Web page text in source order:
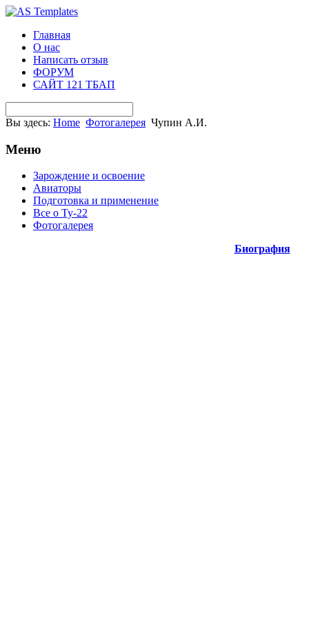
Главная
О нас
Написать отзыв
ФОРУМ
САЙТ 121 ТБАП
Вы здесь: Home Фотогалерея Чупин А.И.
Меню
Зарождение и освоение
Авиаторы
Подготовка и применение
Все о Ту-22
Фотогалерея
Биография